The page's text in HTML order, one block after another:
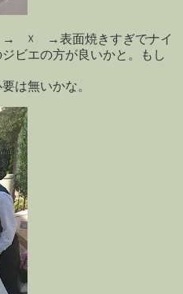
→ ☓ →表面焼きすぎでナイ
ビエの方が良いかと。もし
無いかな。